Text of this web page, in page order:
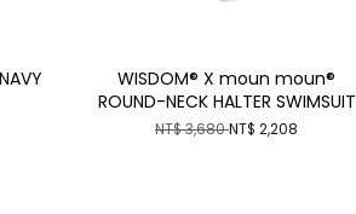
WISDOM® X moun moun®
ROUND-NECK HALTER SWIMSUIT
NT$ 3,680NT$ 2,208